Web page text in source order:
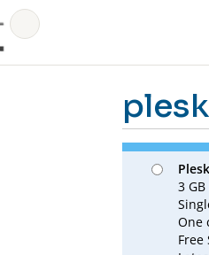
3
One
Free